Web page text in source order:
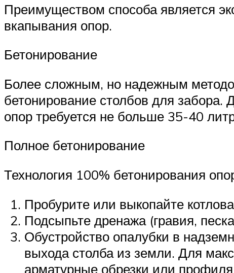
Преимуществом способа является
вкапывания опор.
Бетонирование
Более сложным, но надежным
бетонирование столбов для
опор требуется не больше 35-40
Полное бетонирование
Технология 100% бетонирования
Пробурите или выкопайте
Подсыпьте дренажа (гравия,
Обустройство опалубки в
выхода столба из земли. Для
арматурные обрезки или профиля